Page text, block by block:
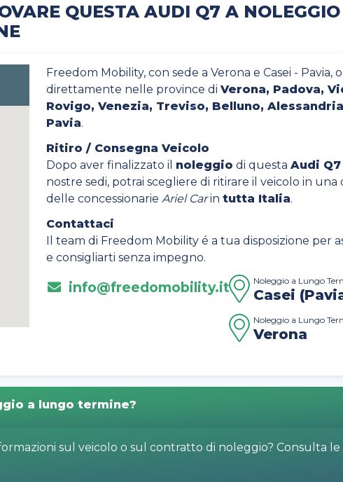
QUESTA AUDI Q7 A NOLEGGIO
Freedom Mobility, con sede a Verona e Casei - Pavia,
direttamente nelle province di Verona, Padova,
Rovigo, Venezia, Treviso, Belluno,
Pavia.
Ritiro / Consegna Veicolo
Dopo aver finalizzato il noleggio di questa Audi Q7
nostre sedi, potrai scegliere di ritirare il veicolo in una
delle concessionarie Ariel Carin tutta Italia.
Contattaci
Il team di Freedom Mobility é a tua disposizione per
e consigliarti senza impegno.
info@freedomobility.it Noleggio a Lungo
Casei
Noleggio a Lungo
Verona
a lungo termine?
sul veicolo o sul contratto di noleggio? Consulta